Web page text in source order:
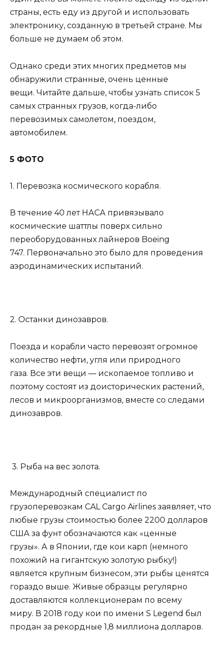
страны, есть еду из другой и использовать
электронику, созданную в третьей стране. Мы
больше не думаем об этом.
Однако среди этих многих предметов мы
обнаружили странные, очень ценные
вещи. Читайте дальше, чтобы узнать список 5
самых странных грузов, когда-либо
перевозимых самолетом, поездом,
автомобилем.
5 ФОТО
1. Перевозка космического корабля.
В течение 40 лет НАСА привязывало
космические шаттлы поверх сильно
переоборудованных лайнеров Boeing
747. Первоначально это было для проведения
аэродинамических испытаний.
2. Останки динозавров.
Поезда и корабли часто перевозят огромное
количество нефти, угля или природного
газа. Все эти вещи — ископаемое топливо и
поэтому состоят из доисторических растений,
лесов и микроорганизмов, вместе со следами
динозавров.
3. Рыба на вес золота.
Международный специалист по
грузоперевозкам CAL Cargo Airlines заявляет, что
любые грузы стоимостью более 2200 долларов
США за фунт обозначаются как «ценные
грузы». А в Японии, где кои карп (немного
похожий на гигантскую золотую рыбку!)
является крупным бизнесом, эти рыбы ценятся
гораздо выше. Живые образцы регулярно
доставляются коллекционерам по всему
миру. В 2018 году кои по имени S Legend был
продан за рекордные 1,8 миллиона долларов.